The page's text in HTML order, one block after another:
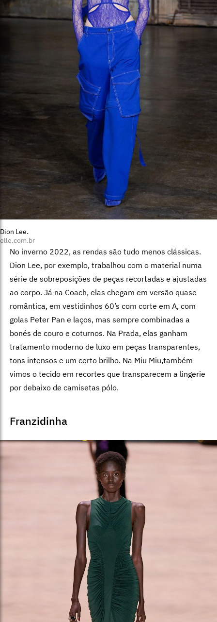
Dion Lee.
elle.com.br
No inverno 2022, as rendas são tudo menos clássicas.
Dion Lee, por exemplo, trabalhou com o material numa
série de sobreposições de peças recortadas e ajustadas
ao corpo. Já na Coach, elas chegam em versão quase
romântica, em vestidinhos 60’s com corte em A, com
golas Peter Pan e laços, mas sempre combinadas a
bonés de couro e coturnos. Na Prada, elas ganham
tratamento moderno de luxo em peças transparentes,
tons intensos e um certo brilho. Na Miu Miu,também
vimos o tecido em recortes que transparecem a lingerie
por debaixo de camisetas pólo.
Franzidinha